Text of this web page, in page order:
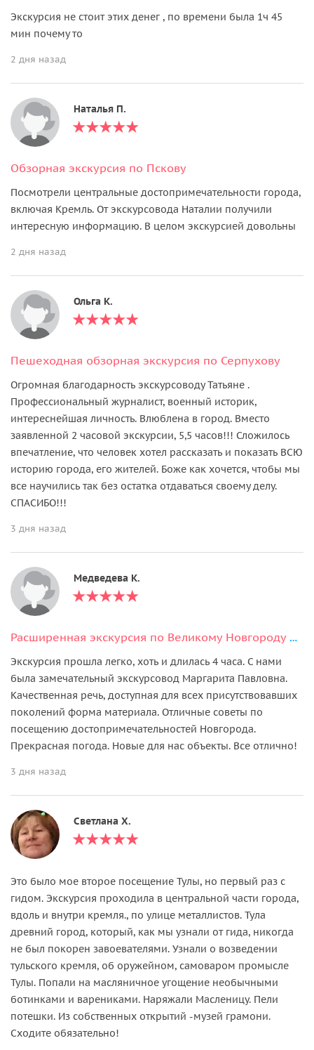
Экскурсия не стоит этих денег , по времени была 1ч 45
мин почему то
2 дня назад
Наталья П.
Обзорная экскурсия по Пскову
Посмотрели центральные достопримечательности города,
включая Кремль. От экскурсовода Наталии получили
интересную информацию. В целом экскурсией довольны
2 дня назад
Ольга K.
Пешеходная обзорная экскурсия по Серпухову
Огромная благодарность экскурсоводу Татьяне .
Профессиональный журналист, военный историк,
интереснейшая личность. Влюблена в город. Вместо
заявленной 2 часовой экскурсии, 5,5 часов!!! Сложилось
впечатление, что человек хотел рассказать и показать ВСЮ
историю города, его жителей. Боже как хочется, чтобы мы
все научились так без остатка отдаваться своему делу.
СПАСИБО!!!
3 дня назад
Медведева К.
Расширенная экскурсия по Великому Новгороду на транспорте туриста
Экскурсия прошла легко, хоть и длилась 4 часа. С нами
была замечательный экскурсовод Маргарита Павловна.
Качественная речь, доступная для всех присутствовавших
поколений форма материала. Отличные советы по
посещению достопримечательностей Новгорода.
Прекрасная погода. Новые для нас объекты. Все отлично!
3 дня назад
Светлана Х.
Это было мое второе посещение Тулы, но первый раз с
гидом. Экскурсия проходила в центральной части города,
вдоль и внутри кремля., по улице металлистов. Тула
древний город, который, как мы узнали от гида, никогда
не был покорен завоевателями. Узнали о возведении
тульского кремля, об оружейном, самоваром промысле
Тулы. Попали на масляничное угощение необычными
ботинками и варениками. Наряжали Масленицу. Пели
потешки. Из собственных открытий -музей грамони.
Сходите обязательно!